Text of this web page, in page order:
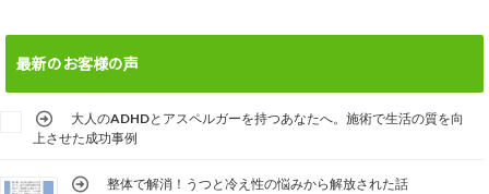
最新のお客様の声
大人のADHDとアスペルガーを持つあなたへ。施術で生活の質を向
上させた成功事例
整体で解消！うつと冷え性の悩みから解放された話